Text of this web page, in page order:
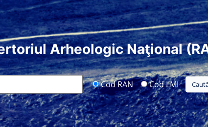
Arheologic Naţional
Cod RAN Cod LMI